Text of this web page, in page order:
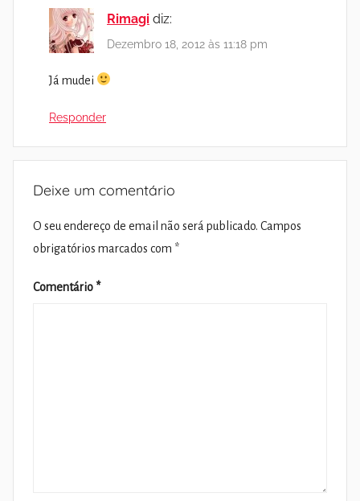
Rimagi diz:
Dezembro 18, 2012 às 11:18 pm
Já mudei
Responder
Deixe um comentário
O seu endereço de email não será publicado. Campos
obrigatórios marcados com *
Comentário *